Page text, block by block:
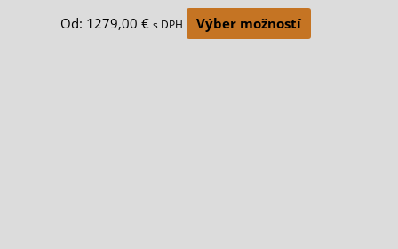
Od: 1279,00 € s DPH Výber možností